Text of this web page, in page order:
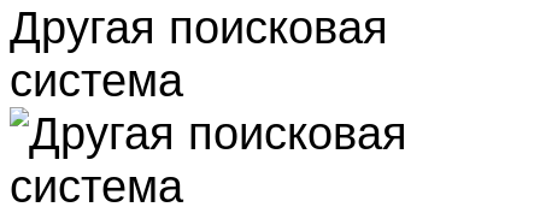
Другая поисковая
система